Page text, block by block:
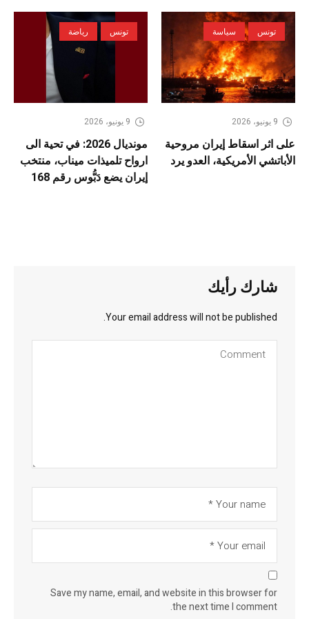
تونس سياسة
9 يونيو، 2026
على اثر اسقاط إيران مروحية
الأباتشي الأمريكية، العدو يرد
تونس رياضة
9 يونيو، 2026
مونديال 2026: في تحية الى
ارواح تلميذات ميناب، منتخب
إيران يضع دَبُّوس رقم 168
شارك رأيك
Your email address will not be published.
Save my name, email, and website in this browser for
the next time I comment.